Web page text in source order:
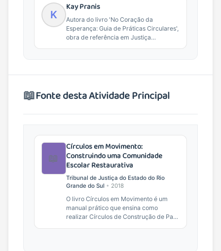
K
Kay Pranis
Autora do livro 'No Coração da
Esperança: Guia de Práticas Circulares',
obra de referência em Justiça
📖Fonte desta Atividade Principal
📖
Círculos em Movimento:
Construindo uma Comunidade
Escolar Restaurativa
Tribunal de Justiça do Estado do Rio
Grande do Sul • 2018
O livro Círculos em Movimento é um
manual prático que ensina como
realizar Círculos de Construção de Paz,